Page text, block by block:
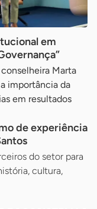
em
Marta
importância da
em resultados
de experiência
do setor para
cultura,